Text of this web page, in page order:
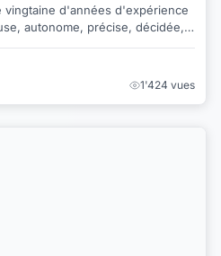
vingtaine d'années d'expérience
autonome, précise, décidée,
1'424 vues